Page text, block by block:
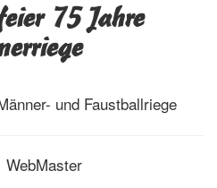
75 Jahre
und Faustballriege
WebMaster